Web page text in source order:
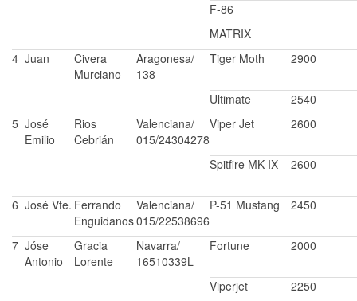
F-86
MATRIX
4 Juan
Civera
Murciano
Aragonesa/
138
Tiger Moth 2900
Ultimate
2540
5 José
Emilio
Rios
Cebrián
Valenciana/
015/24304278
Viper Jet 2600
Spitfire MK IX 2600
6 José Vte. Ferrando
Enguidanos
Valenciana/
015/22538696
P-51 Mustang 2450
7 Jóse
Antonio
Gracia
Lorente
Navarra/
16510339L
Fortune 2000
Viperjet 2250